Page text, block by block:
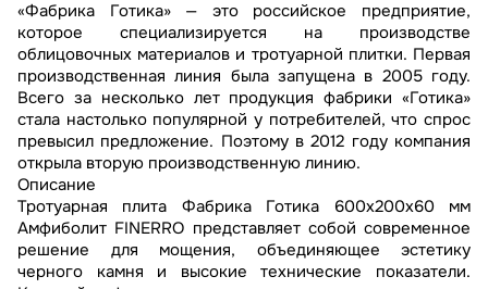
«Фабрика Готика» — это российское предприятие,
которое специализируется на производстве
облицовочных материалов и тротуарной плитки. Первая
производственная линия была запущена в 2005 году.
Всего за несколько лет продукция фабрики «Готика»
стала настолько популярной у потребителей, что спрос
превысил предложение. Поэтому в 2012 году компания
открыла вторую производственную линию.
Описание
Тротуарная плита Фабрика Готика 600х200х60 мм
Амфиболит FINERRO представляет собой современное
решение для мощения, объединяющее эстетику
черного камня и высокие технические показатели.